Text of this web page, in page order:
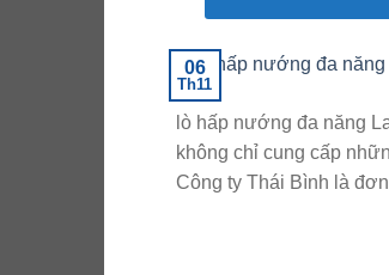
06
Th11
lò hấp nướng đa năng
không chỉ cung cấp
Công ty Thái Bình là